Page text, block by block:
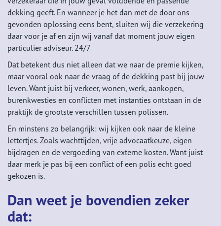
dekking geeft. En wanneer je het dan met de door ons
gevonden oplossing eens bent, sluiten wij die verzekering
daar voor je af en zijn wij vanaf dat moment jouw eigen
particulier adviseur. 24/7
Dat betekent dus niet alleen dat we naar de premie kijken,
maar vooral ook naar de vraag of de dekking past bij jouw
leven. Want juist bij verkeer, wonen, werk, aankopen,
burenkwesties en conflicten met instanties ontstaan in de
praktijk de grootste verschillen tussen polissen.
En minstens zo belangrijk: wij kijken ook naar de kleine
lettertjes. Zoals wachttijden, vrije advocaatkeuze, eigen
bijdragen en de vergoeding van externe kosten. Want juist
daar merk je pas bij een conflict of een polis echt goed
gekozen is.
Dan weet je bovendien zeker
dat: